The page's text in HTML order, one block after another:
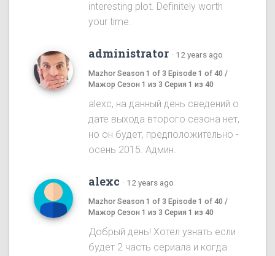
interesting plot. Definitely worth
your time.
administrator · 12 years ago
Mazhor Season 1 of 3 Episode 1 of 40 /
Мажор Сезон 1 из 3 Серия 1 из 40
alexc, на данный день сведений о
дате выхода второго сезона нет,
но он будет, предположительно -
осень 2015. Админ.
alexc · 12 years ago
Mazhor Season 1 of 3 Episode 1 of 40 /
Мажор Сезон 1 из 3 Серия 1 из 40
Добрый день! Хотел узнать если
будет 2 часть сериала и когда.